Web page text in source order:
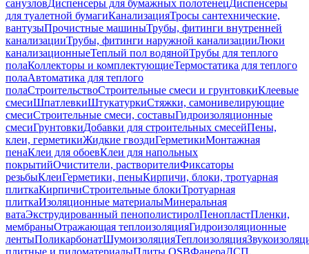
санузловДиспенсеры для бумажных полотенецДиспенсеры
для туалетной бумагиКанализацияТросы сантехнические,
вантузыПрочистные машиныТрубы, фитинги внутренней
канализацииТрубы, фитинги наружной канализацииЛюки
канализационныеТеплый пол водянойТрубы для теплого
полаКоллекторы и комплектующиеТермостатика для теплого
полаАвтоматика для теплого
полаСтроительствоСтроительные смеси и грунтовкиКлеевые
смесиШпатлевкиШтукатуркиСтяжки, самонивелирующие
смесиСтроительные смеси, составыГидроизоляционные
смесиГрунтовкиДобавки для строительных смесейПены,
клеи, герметикиЖидкие гвоздиГерметикиМонтажная
пенаКлеи для обоевКлеи для напольных
покрытийОчистители, растворителиФиксаторы
резьбыКлеиГерметики, пеныКирпичи, блоки, тротуарная
плиткаКирпичиСтроительные блокиТротуарная
плиткаИзоляционные материалыМинеральная
ватаЭкструдированный пенополистиролПенопластПленки,
мембраныОтражающая теплоизоляцияГидроизоляционные
лентыПоликарбонатШумоизоляцияТеплоизоляция
плитные и пиломатериалыПлиты OSBФанераДСП,